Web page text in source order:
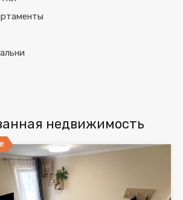
недвижимость